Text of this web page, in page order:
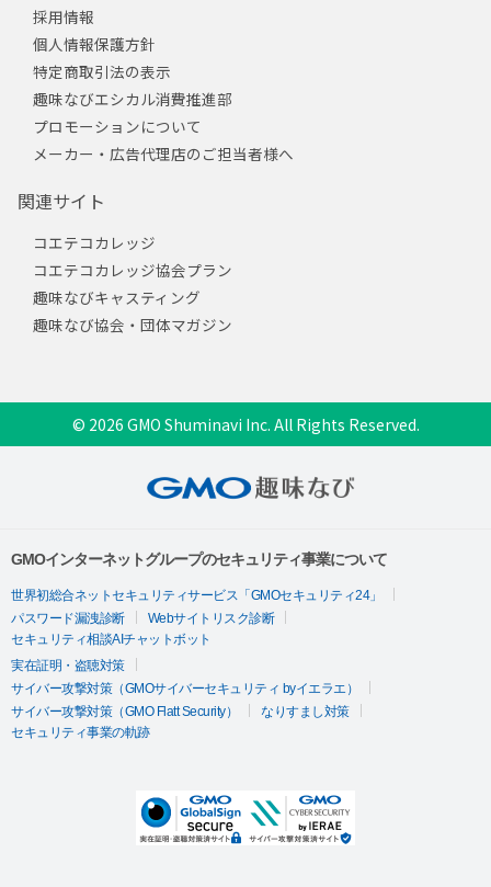
採用情報
個人情報保護方針
特定商取引法の表示
趣味なびエシカル消費推進部
プロモーションについて
メーカー・広告代理店のご担当者様へ
関連サイト
コエテコカレッジ
コエテコカレッジ協会プラン
趣味なびキャスティング
趣味なび協会・団体マガジン
© 2026 GMO Shuminavi Inc. All Rights Reserved.